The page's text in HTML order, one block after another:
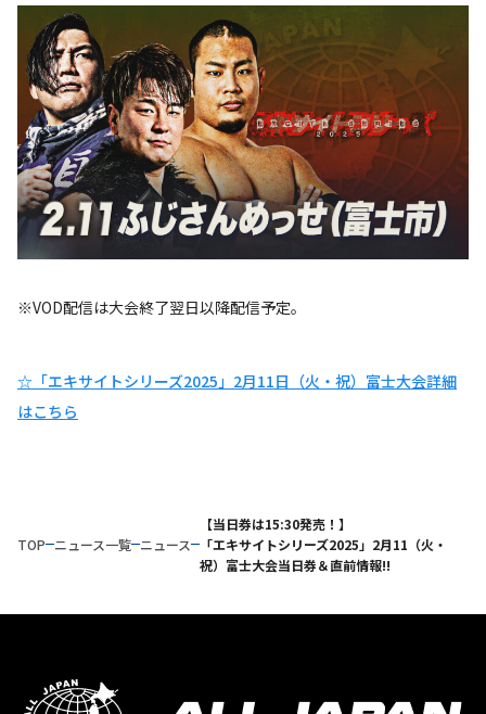
※VOD配信は大会終了翌日以降配信予定。
☆「エキサイトシリーズ2025」2月11日（火・祝）富士大会詳細
はこちら
TOP ニュース一覧 ニュース
【当日券は15:30発売！】
「エキサイトシリーズ2025」2月11（火・
祝）富士大会当日券＆直前情報!!